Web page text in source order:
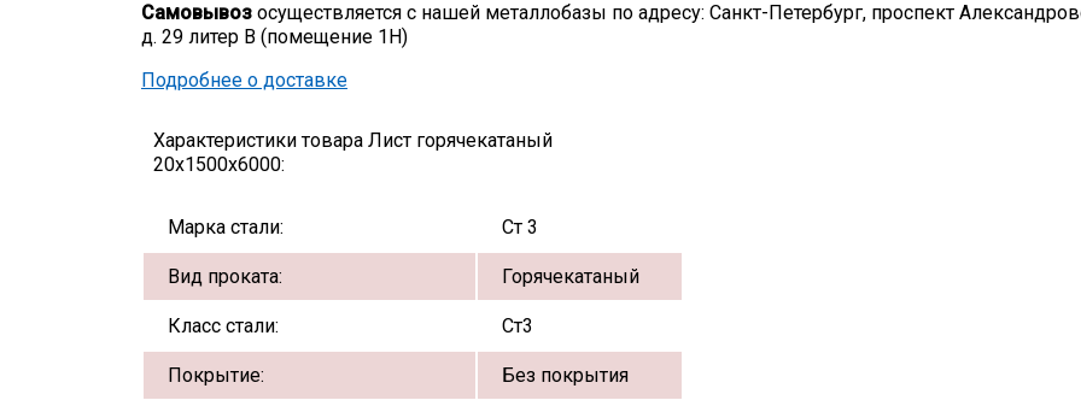
Самовывоз осуществляется с нашей металлобазы по адресу: Санкт-Петербург, проспект
д. 29 литер В (помещение 1Н)
Подробнее о доставке
Характеристики товара Лист горячекатаный
20х1500х6000:
Марка стали: Ст 3
Вид проката: Горячекатаный
Класс стали: Ст3
Покрытие: Без покрытия